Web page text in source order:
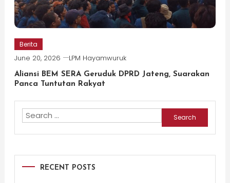
Berita
June 20, 2026 LPM Hayamwuruk
Aliansi BEM SERA Geruduk DPRD Jateng, Suarakan
Panca Tuntutan Rakyat
Search
for:
RECENT POSTS